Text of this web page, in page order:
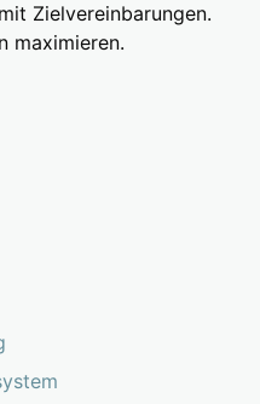
Zielvereinbarungen.
maximieren.